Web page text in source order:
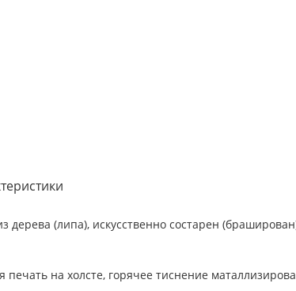
дерева (липа), искусственно состарен
печать на холсте, горячее тиснение